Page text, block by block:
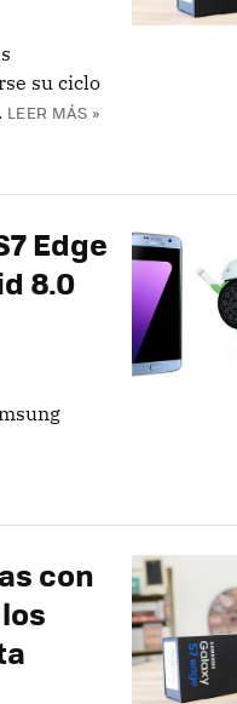
su ciclo
LEER MÁS »
Edge
8.0
con